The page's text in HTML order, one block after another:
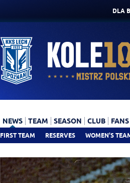
DLA
NEWS
FIRST TEAM RESERVES WOMEN'S
TEAM SEASON CLUB FANS